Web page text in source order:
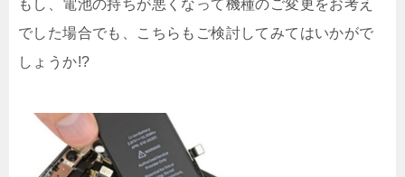
もし、電池の持ちが悪くなって機種のご変更をお考え
でした場合でも、こちらもご検討してみてはいかがで
しょうか!?